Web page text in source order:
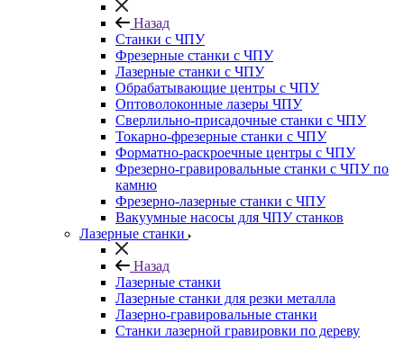
Назад
Станки с ЧПУ
Фрезерные станки с ЧПУ
Лазерные станки с ЧПУ
Обрабатывающие центры с ЧПУ
Оптоволоконные лазеры ЧПУ
Сверлильно-присадочные станки с ЧПУ
Токарно-фрезерные станки с ЧПУ
Форматно-раскроечные центры с ЧПУ
Фрезерно-гравировальные станки с ЧПУ по
камню
Фрезерно-лазерные станки с ЧПУ
Вакуумные насосы для ЧПУ станков
Лазерные станки
Назад
Лазерные станки
Лазерные станки для резки металла
Лазерно-гравировальные станки
Станки лазерной гравировки по дереву